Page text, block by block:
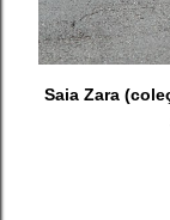
Saia Zara